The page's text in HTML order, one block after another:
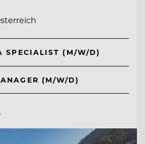
SPECIALIST (M/W/D)
(M/W/D)